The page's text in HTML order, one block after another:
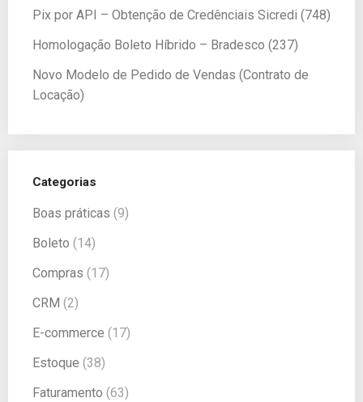
Pix por API – Obtenção de Credênciais Sicredi (748)
Homologação Boleto Híbrido – Bradesco (237)
Novo Modelo de Pedido de Vendas (Contrato de
Locação)
Categorias
Boas práticas (9)
Boleto (14)
Compras (17)
CRM (2)
E-commerce (17)
Estoque (38)
Faturamento (63)